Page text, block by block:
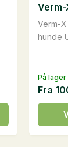
På lager
Verm-
hunde
Fra
Dette
vare
har